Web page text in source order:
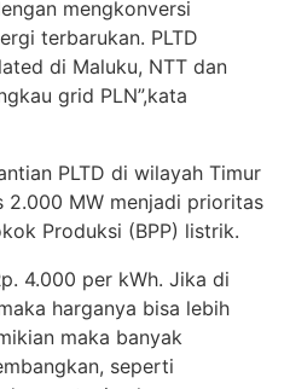
mengkonversi
terbarukan. PLTD
di Maluku, NTT dan
grid PLN”,kata
PLTD di wilayah Timur
2.000 MW menjadi prioritas
Produksi (BPP) listrik.
4.000 per kWh. Jika di
harganya bisa lebih
maka banyak
seperti